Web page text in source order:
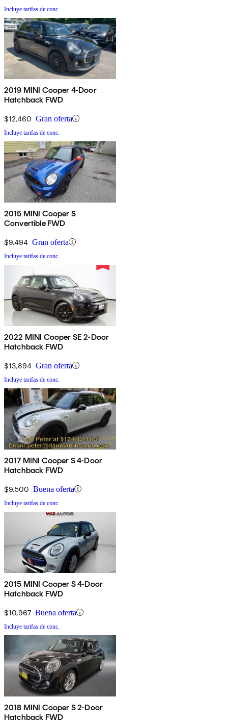
Incluye tarifas de conc.
2019 MINI Cooper 4-Door
Hatchback FWD
$12,460 Gran oferta
Incluye tarifas de conc.
2015 MINI Cooper S
Convertible FWD
$9,494 Gran oferta
Incluye tarifas de conc.
2022 MINI Cooper SE 2-Door
Hatchback FWD
$13,894 Gran oferta
Incluye tarifas de conc.
2017 MINI Cooper S 4-Door
Hatchback FWD
$9,500 Buena oferta
Incluye tarifas de conc.
2015 MINI Cooper S 4-Door
Hatchback FWD
$10,967 Buena oferta
Incluye tarifas de conc.
2018 MINI Cooper S 2-Door
Hatchback FWD